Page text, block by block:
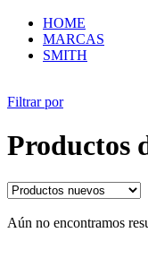
HOME
MARCAS
SMITH
Filtrar por
Productos
Aún no encontramos